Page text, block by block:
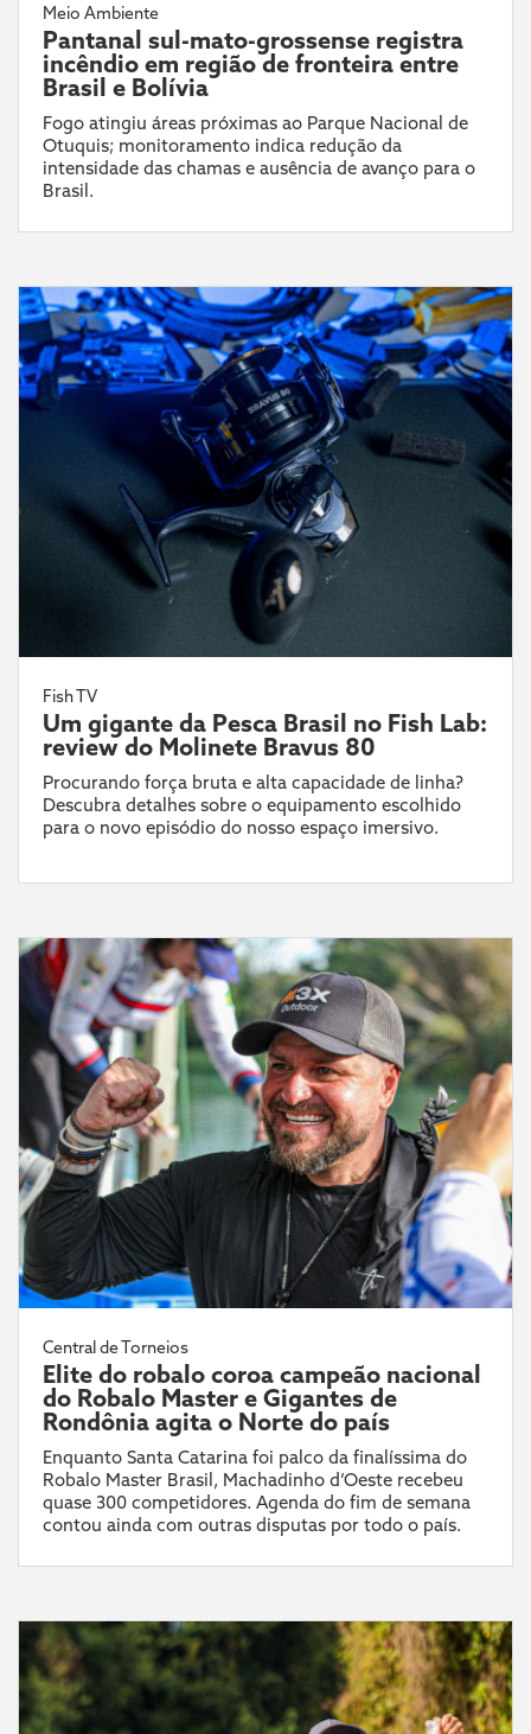
Meio Ambiente
Pantanal sul-mato-grossense registra
incêndio em região de fronteira entre
Brasil e Bolívia
Fogo atingiu áreas próximas ao Parque Nacional de
Otuquis; monitoramento indica redução da
intensidade das chamas e ausência de avanço para o
Brasil.
Fish TV
Um gigante da Pesca Brasil no Fish Lab:
review do Molinete Bravus 80
Procurando força bruta e alta capacidade de linha?
Descubra detalhes sobre o equipamento escolhido
para o novo episódio do nosso espaço imersivo.
Central de Torneios
Elite do robalo coroa campeão nacional
do Robalo Master e Gigantes de
Rondônia agita o Norte do país
Enquanto Santa Catarina foi palco da finalíssima do
Robalo Master Brasil, Machadinho d’Oeste recebeu
quase 300 competidores. Agenda do fim de semana
contou ainda com outras disputas por todo o país.